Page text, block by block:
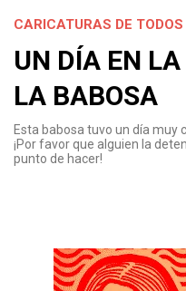
CARICATURAS DE
UN DÍA EN
LA BABOSA
Esta babosa tuvo un día muy
¡Por favor que alguien la
punto de hacer!